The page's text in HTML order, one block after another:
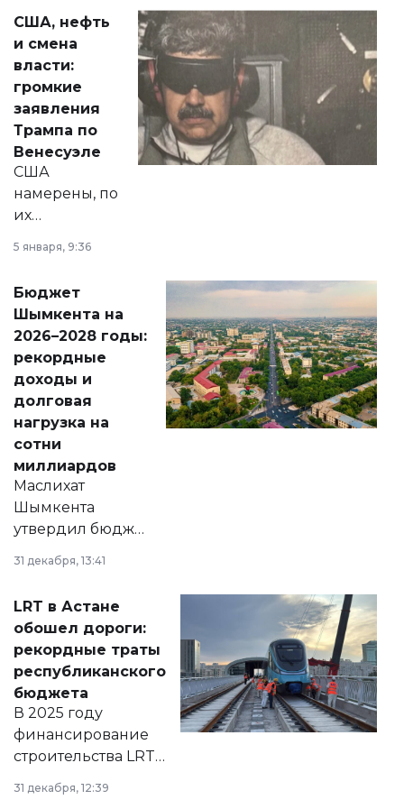
актуальных тем —
от слухов о
политических
реформах до
вопросов армии,
экономики и
личного здоровья.
США, нефть
и смена
власти:
громкие
заявления
Трампа по
Венесуэле
США
намерены, по
их
принести
народу
Венесуэлы.
5 января, 9:36
Бюджет
Шымкента на
2026–2028 годы:
рекордные
доходы и
долговая
нагрузка на
сотни
миллиардов
Маслихат
Шымкента
утвердил бюджет
города на 2026–
2028 годы.
документ
появился в базе
нормативных
правовых актов и
на сайте маслихат
города.
31 декабря, 13:41
LRT в Астане
обошел дороги:
рекордные траты
республиканского
бюджета
В 2025 году
финансирование
строительства LRT
в Астане из
республиканского
31 декабря, 12:39